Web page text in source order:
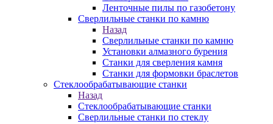
Ленточные пилы по газобетону
Сверлильные станки по камню
Назад
Сверлильные станки по камню
Установки алмазного бурения
Станки для сверления камня
Станки для формовки браслетов
Стеклообрабатывающие станки
Назад
Стеклообрабатывающие станки
Сверлильные станки по стеклу